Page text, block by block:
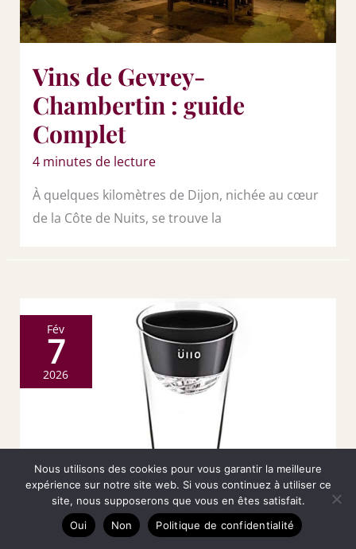
Vins de Gevrey-
Chambertin : guide
Complet
4 minutes de lecture
À quelques kilomètres de Dijon, nichée au cœur
de la Côte de Nuits, se trouve la
Fév
7
2026
Nous utilisons des cookies pour vous garantir la meilleure
expérience sur notre site web. Si vous continuez à utiliser ce
site, nous supposerons que vous en êtes satisfait.
Oui
Non Politique de confidentialité